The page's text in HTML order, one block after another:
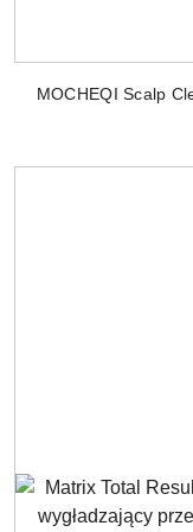
MOCHEQI Scalp